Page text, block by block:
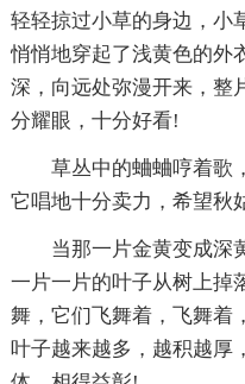
轻轻掠过小草的身边，小
悄悄地穿起了浅黄色的外
深，向远处弥漫开来，整
分耀眼，十分好看!
草丛中的蛐蛐哼着歌
它唱地十分卖力，希望秋
当那一片金黄变成深
一片一片的叶子从树上掉
舞，它们飞舞着，飞舞着
叶子越来越多，越积越厚